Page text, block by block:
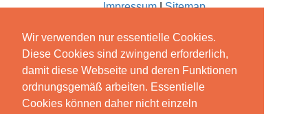
Wir verwenden nur essentielle Cookies.
Diese Cookies sind zwingend erforderlich,
damit diese Webseite und deren Funktionen
ordnungsgemäß arbeiten. Essentielle
Cookies können daher nicht einzeln
Impressum|Sitemap